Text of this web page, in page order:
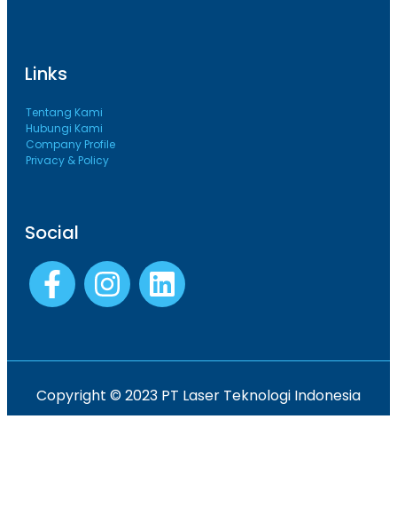
Links
Tentang Kami
Hubungi Kami
Company Profile
Privacy & Policy
Social
Copyright © 2023 PT Laser Teknologi Indonesia